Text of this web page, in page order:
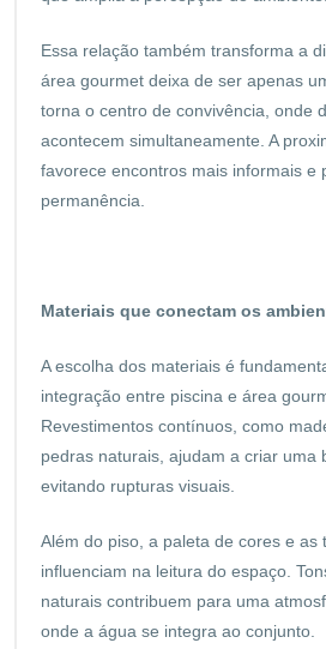
Essa relação também transforma a
área gourmet deixa de ser apenas
torna o centro de convivência, onde
acontecem simultaneamente. A
favorece encontros mais informais e
permanência.
Materiais que conectam os
A escolha dos materiais é
integração entre piscina e área
Revestimentos contínuos, como
pedras naturais, ajudam a criar uma
evitando rupturas visuais.
Além do piso, a paleta de cores e as
influenciam na leitura do espaço.
naturais contribuem para uma
onde a água se integra ao conjunto.